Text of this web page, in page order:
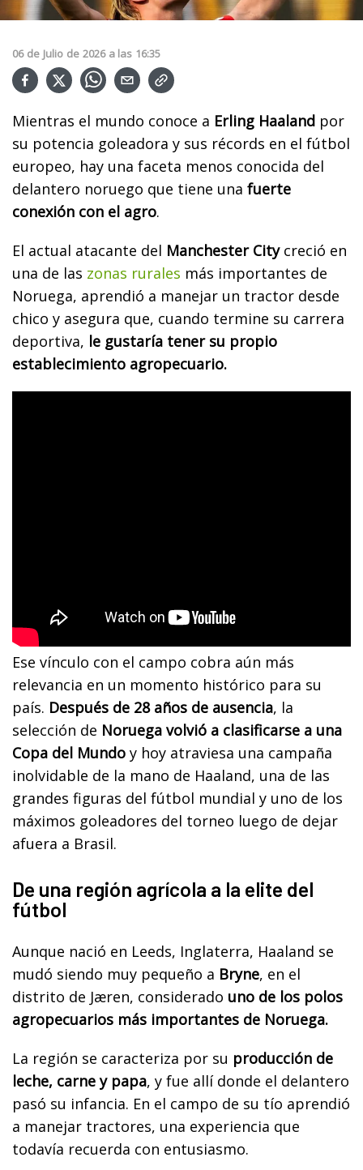
06 de Julio de 2026 a las 16:35
Mientras el mundo conoce a Erling Haaland por
su potencia goleadora y sus récords en el fútbol
europeo, hay una faceta menos conocida del
delantero noruego que tiene una fuerte
conexión con el agro.
El actual atacante del Manchester Citycreció en
una de las zonas rurales más importantes de
Noruega, aprendió a manejar un tractor desde
chico y asegura que, cuando termine su carrera
deportiva, le gustaría tener su propio
establecimiento agropecuario.
Ese vínculo con el campo cobra aún más
relevancia en un momento histórico para su
país. Después de 28 años de ausencia, la
selección de Noruega volvió a clasificarse a una
Copa del Mundo y hoy atraviesa una campaña
inolvidable de la mano de Haaland, una de las
grandes figuras del fútbol mundial y uno de los
máximos goleadores del torneo luego de dejar
afuera a Brasil.
De una región agrícola a la elite del
fútbol
Aunque nació en Leeds, Inglaterra, Haaland se
mudó siendo muy pequeño a Bryne, en el
distrito de Jæren, considerado uno de los polos
agropecuarios más importantes de Noruega.
La región se caracteriza por su producción de
leche, carne y papa, y fue allí donde el delantero
pasó su infancia. En el campo de su tío aprendió
a manejar tractores, una experiencia que
todavía recuerda con entusiasmo.